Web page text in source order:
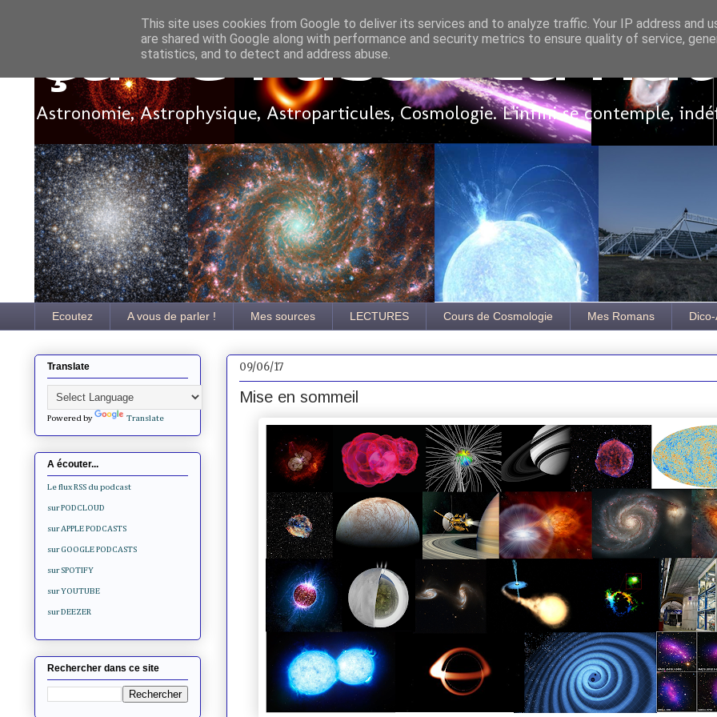
Ça se passe là
Astronomie, Astrophysique, Astroparticules, Cosmologie. L'infini se contemple,
Ecoutez A vous de parler ! Mes sources LECTURES Cours de Cosmologie Mes Romans
09/06/17
Mise en sommeil
Translate
Powered by Translate
A écouter...
Le flux RSS du podcast
sur PODCLOUD
sur APPLE PODCASTS
sur GOOGLE PODCASTS
sur SPOTIFY
sur YOUTUBE
sur DEEZER
Rechercher dans ce site
This site uses cookies from Google to deliver its services and to analyze traffic. Your IP address and
are shared with Google along with performance and security metrics to ensure quality of service,
statistics, and to detect and address abuse.